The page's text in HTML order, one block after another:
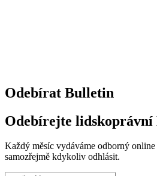
Odebírat Bulletin
Odebírejte
Každý měsíc vydáváme odborný
samozřejmě kdykoliv odhlásit.